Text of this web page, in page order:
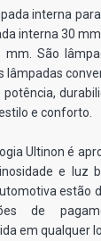
interna
interna 30
São
lâmpadas
potência,
e conforto.
Ultinon é
e luz
estão
de
em qualquer